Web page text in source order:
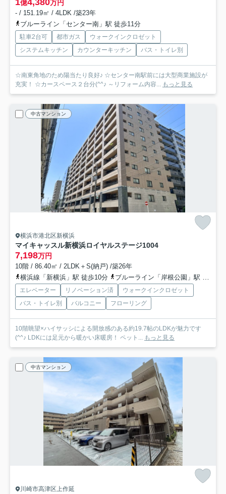
1億4,380万円
- / 151.19㎡ / 4LDK /築23年
ブルーライン「センター南」駅 徒歩11分
駐車2台可 都市ガス
ウォークインクロゼット
システムキッチン
カウンターキッチン バス・トイレ別
☆南東角地のため陽当たり良好♪ ☆センター南駅前には大型商業施設が
充実！ ☆カースペース２台分(^^♪ ～リフォーム内容... もっと見る
中古マンション
横浜市港北区新横浜
マイキャッスル新横浜ロイヤルステージ1004
7,198万円
10階 / 86.40㎡ / 2LDK＋S(納戸) /築26年
横浜線「新横浜」駅 徒歩10分
ブルーライン「岸根公園」駅 徒歩13分
エレベーター リノベーション済
ウォークインクロゼット
バス・トイレ別
バルコニー フローリング
10階眺望×ハイサッシによる開放感のある約19.7帖のLDKが魅力です
(^^♪ LDKには足元から暖かい床暖房！ ペット... もっと見る
中古マンション
川崎市高津区上作延